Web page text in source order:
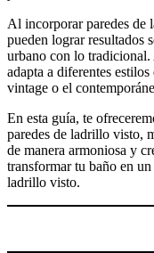
Al incorporar paredes de
pueden lograr resultados
urbano con lo tradicional.
adapta a diferentes
vintage o el
En esta guía, te
paredes de ladrillo visto,
de manera armoniosa y
transformar tu baño en
ladrillo visto.